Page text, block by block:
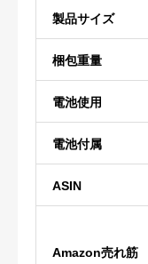
製品サイズ
梱包重量
電池使用
電池付属
ASIN
Amazon売れ筋